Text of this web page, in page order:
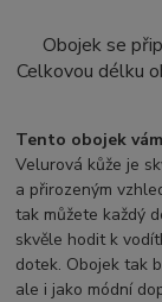
Obojek se
Celkovou délku
Tento obojek
Velurová kůže je
a přirozeným
tak můžete každý
skvěle hodit k
dotek. Obojek tak
ale i jako módní